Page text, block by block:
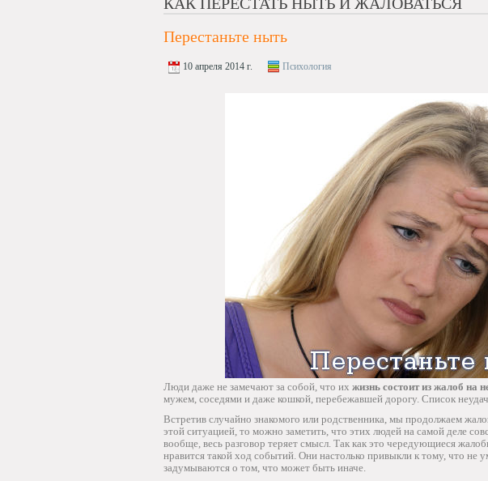
Перестаньте ныть
10 апреля 2014 г. Психология
Люди даже не замечают за собой, что их жизнь состоит из жалоб на
мужем, соседями и даже кошкой, перебежавшей дорогу. Список
Встретив случайно знакомого или родственника, мы продолжаем
этой ситуацией, то можно заметить, что этих людей на самой деле
вообще, весь разговор теряет смысл. Так как это чередующиеся
нравится такой ход событий. Они настолько привыкли к тому, что не
задумываются о том, что может быть иначе.